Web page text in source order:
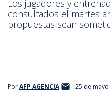
Los jugadores y
consultados el martes
propuestas sean
PorAFP AGENCIA 25 de mayo